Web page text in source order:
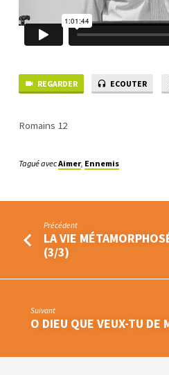
REGARDER ECOUTER
Romains 12
Tagué avecAimer, Ennemis
Précédent
LA VIE
(3/3)
Suivant
O DIEU QUE VEUX-TU DE